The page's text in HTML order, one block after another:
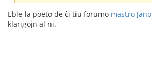
Eble la poeto de ĉi tiu forumo mastro Jano
klarigojn al ni.